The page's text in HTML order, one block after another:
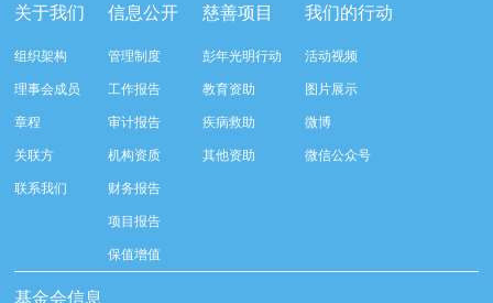
先生依次为新一任理事长徐滨先生及秘
新起点上，基金会将始终坚守创立初
心，继续沿着余彭年先生的慈善足迹稳
步前行：一方面将持续巩固已有的品牌
公益项目优势，把帮扶资源更精准地向
索适配新时代公益环境的创新路径，联
动更多社会爱心力量，搭建更透明、更
阔的角落，用实际行动践行"取之于社
会、用之于社会"的公益承诺。未来，
余彭年慈善基金会将在新一届理事会的
带领下，以更饱满的热忱投身公益慈善
家中。简朴的乡村民居陈设简单，老人
往日家中大大小小的农活，全都压在了
老伴一人肩上。此前季爷爷的左眼早已
彻底失明，卧床的日子里视野一片昏
暗，行动受限再加上双目近乎失明，老
人常常对往后的生活满心忧虑。得益于
去年项目开展的右眼手术，如今他的右
眼重获视力，平日里能够看清手机屏
幕，简单的日常起居也可以自己打理不
少。聊天的时候季爷爷语气满是庆
幸：“本来走路就不利索，要是双眼都
看不见，真的不敢设想往后的日子。现
覆盖，加强术后随访与科普宣传，同时
仪式后余彭年慈善基金会一行实地探访
了项目实施的一线情况，详细了解了患
流程就诊环节。 探访结束后，我们一行
开始对参与项目的患者进行了随机的回
项目的患者进行了随机的回访。居住在
松山区三道井子村的王奶奶左眼一直视
检查治疗。村里的赵书记在走访过程中
发生了怎样的变化。“现在能看清菜苗
来到涟源市渡头塘乡洪家村。72岁的曾
爷爷正在自家菜地里忙碌。他曾是村里
见，另一只眼睛的视力也越来越差。以
前，他看不清鱼塘的水位，也分不清菜
术后，眼睛亮堂多了！”老人笑着说。
现在，他能清楚地看到鱼塘里鱼儿游动
杂草。尽管手部有残疾，但他在田埂上
关于我们
组织架构
理事会成员
章程
关联方
联系我们
信息公开
管理制度
工作报告
审计报告
机构资质
财务报告
项目报告
保值增值
慈善项目
彭年光明行动
教育资助
疾病救助
其他资助
我们的行动
活动视频
图片展示
微博
微信公众号
基金会信息